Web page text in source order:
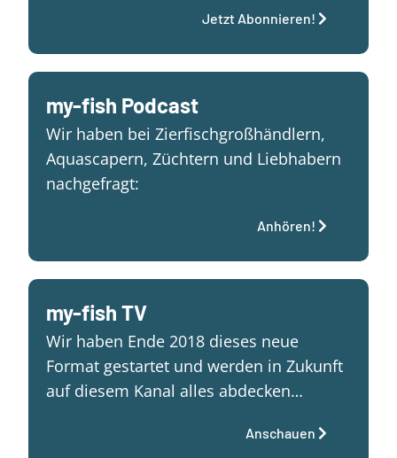
Jetzt Abonnieren!
my-fish Podcast
Wir haben bei Zierfischgroßhändlern,
Aquascapern, Züchtern und Liebhabern
nachgefragt:
Anhören!
my-fish TV
Wir haben Ende 2018 dieses neue
Format gestartet und werden in Zukunft
auf diesem Kanal alles abdecken…
Anschauen